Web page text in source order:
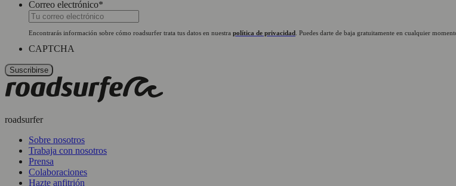
Correo electrónico*
Encontrarás información sobre cómo roadsurfer trata tus datos en nuestra política de privacidad . Puedes darte de baja gratuitamente en cualquier
CAPTCHA
roadsurfer
Sobre nosotros
Trabaja con nosotros
Prensa
Colaboraciones
Hazte anfitrión